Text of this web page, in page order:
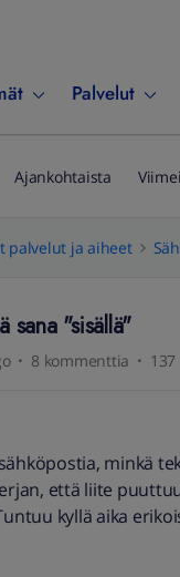
Palvelut
Ajankohtaista
palvelut ja aiheet
sana "sisällä"
8 kommenttia
minkä
että liite
kyllä aika